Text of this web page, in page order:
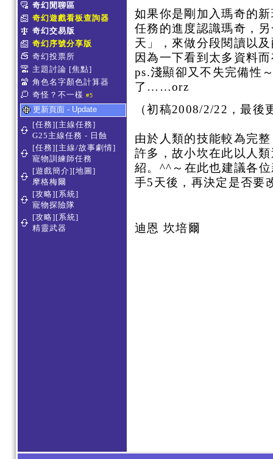
奇幻閒聊區
奇幻遊戲看板查詢器
奇幻交易版
奇幻序號分享版
奇幻投票所
主題討論 [焦點]
角色名字顏色計算器
奇怪？不一樣 #5
更新頁面 - Update
[任務][主線任務]
G25主線任務 - 日蝕
[任務][主線/故事劇情]
寵物訓練師任務
[遊戲簡介][地圖]
摩格梅爾
[攻略][系統]
寵物探險隊
[攻略][系統]
精靈武器
如果你是剛加入瑪奇的
任務的進度認識瑪奇，
天」，來做分段閱讀以
因為一下看到太多資料
ps.淺顯卻又不失完備性
了……orz
（初稿2008/2/22，最
由於人類的技能較為完
許多，故小坎在此以人
紹。^^～在此也建議各
手5天後，再決定是否要
迪恩 坎培爾